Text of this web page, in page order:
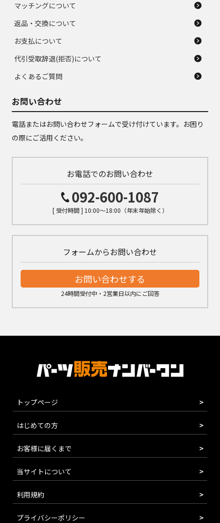
マッチングについて
返品・交換について
お支払について
代引受取辞退(拒否)について
よくあるご質問
お問い合わせ
電話またはお問い合わせフォームで受け付けています。お困り
の際にご活用ください。
お電話でのお問い合わせ
092-600-1087
[ 受付時間 ] 10:00～18:00（年末年始除く）
フォームからお問い合わせ
お問い合わせする
24時間受付中・2営業日以内にご回答
トップページ
はじめての方
お客様に届くまで
当サイトについて
利用規約
プライバシーポリシー